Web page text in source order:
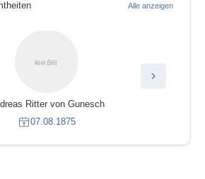
Alle anzeigen
Ritter von Gunesch
07.08.1875